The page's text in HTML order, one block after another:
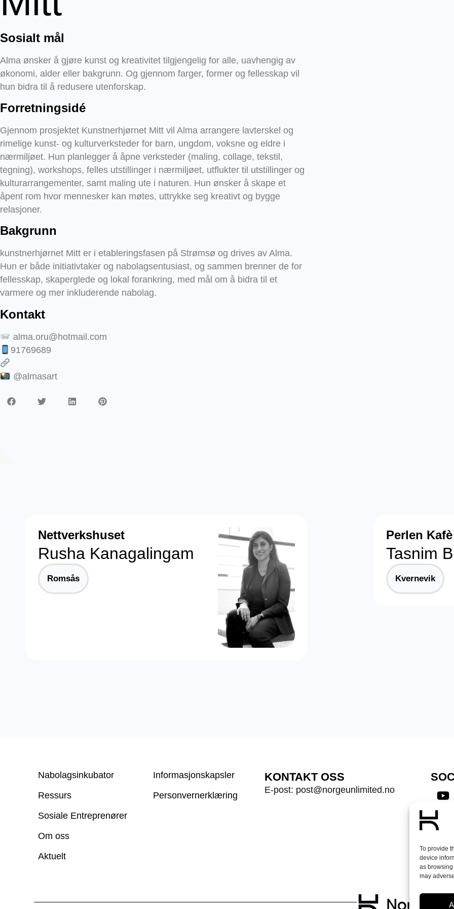
To provide
device
as
may
Sosialt mål
Alma ønsker å gjøre kunst og kreativitet tilgjengelig for alle, uavhengig av
økonomi, alder eller bakgrunn. Og gjennom farger, former og fellesskap vil
hun bidra til å redusere utenforskap.
Forretningsidé
Gjennom prosjektet Kunstnerhjørnet Mitt vil Alma arrangere lavterskel og
rimelige kunst- og kulturverksteder for barn, ungdom, voksne og eldre i
nærmiljøet. Hun planlegger å åpne verksteder (maling, collage, tekstil,
tegning), workshops, felles utstillinger i nærmiljøet, utflukter til utstillinger og
kulturarrangementer, samt maling ute i naturen. Hun ønsker å skape et
åpent rom hvor mennesker kan møtes, uttrykke seg kreativt og bygge
relasjoner.
Bakgrunn
kunstnerhjørnet Mitt er i etableringsfasen på Strømsø og drives av Alma.
Hun er både initiativtaker og nabolagsentusiast, og sammen brenner de for
fellesskap, skaperglede og lokal forankring, med mål om å bidra til et
varmere og mer inkluderende nabolag.
Kontakt
alma.oru@hotmail.com
91769689
@almasart
Nettverkshuset
Rusha Kanagalingam
Romsås
Perlen Kafè
Tasnim
Kvernevik
Nabolagsinkubator
Ressurs
Sosiale Entreprenører
Om oss
Aktuelt
Informasjonskapsler
Personvern­erklæring
KONTAKT OSS
E-post: post@norgeunlimited.no